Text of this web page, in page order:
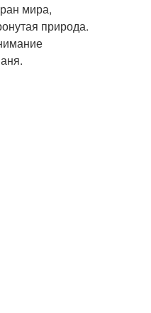
мира,
природа.